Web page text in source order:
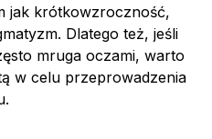
jak krótkowzroczność,
Dlatego też, jeśli
mruga oczami, warto
w celu przeprowadzenia